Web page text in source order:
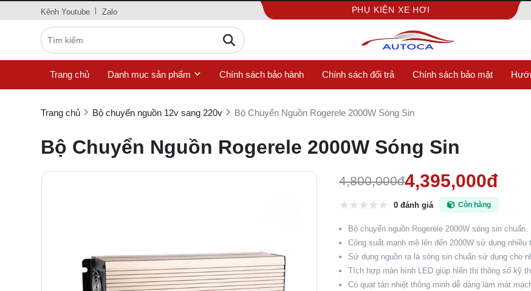
Kênh Youtube Zalo PHỤ KIỆN XE HƠI
Trang chủ Danh mục sản phẩm Chính sách bảo hành Chính sách đổi trả Chính sách bảo mật
Trang chủ Bộ chuyển nguồn 12v sang 220v Bộ Chuyển Nguồn Rogerele 2000W Sóng Sin
Bộ Chuyển Nguồn Rogerele 2000W Sóng Sin
4,800,000đ4,395,000đ
0 đánh giá Còn hàng
Bộ chuyển nguồn Rogerele 2000W sóng sin chuẩn.
Công suất mạnh mẽ lên đến 2000W sử dụng nhiều
Sử dụng nguồn ra là sóng sin chuẩn sử dụng cho
Tích hợp màn hình LED giúp hiển thị thông số kỹ
Có quạt tản nhiệt thông minh dễ dàng làm mát